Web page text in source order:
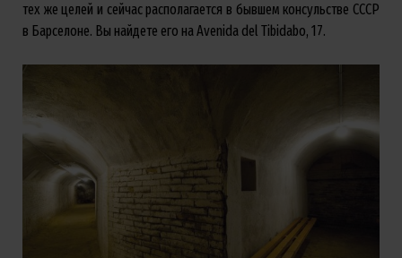
тех же целей и сейчас располагается в бывшем консульстве СССР
в Барселоне. Вы найдете его на Avenida del Tibidabo, 17.